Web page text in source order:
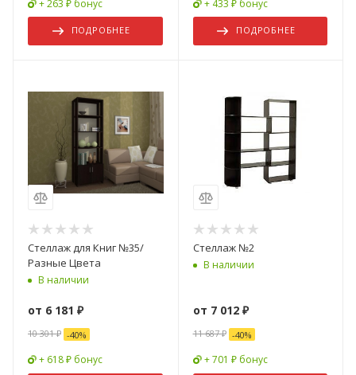
+ 263 ₽ бонус
ПОДРОБНЕЕ
+ 433 ₽ бонус
ПОДРОБНЕЕ
Стеллаж для Книг №35/
Разные Цвета
В наличии
от 6 181 ₽
10 301 ₽ -40%
+ 618 ₽ бонус
Стеллаж №2
В наличии
от 7 012 ₽
11 687 ₽ -40%
+ 701 ₽ бонус